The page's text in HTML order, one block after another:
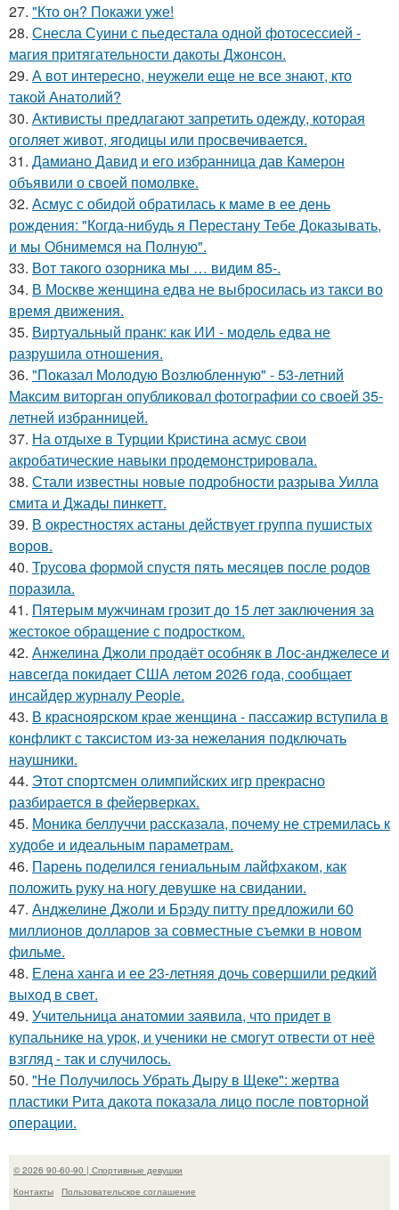
27. "Кто он? Покажи уже!
28. Снесла Суини с пьедестала одной фотосессией -
магия притягательности дакоты Джонсон.
29. А вот интересно, неужели еще не все знают, кто
такой Анатолий?
30. Активисты предлагают запретить одежду, которая
оголяет живот, ягодицы или просвечивается.
31. Дамиано Давид и его избранница дав Камерон
объявили о своей помолвке.
32. Асмус с обидой обратилась к маме в ее день
рождения: "Когда-нибудь я Перестану Тебе Доказывать,
и мы Обнимемся на Полную".
33. Вот такого озорника мы … видим 85-.
34. В Москве женщина едва не выбросилась из такси во
время движения.
35. Виртуальный пранк: как ИИ - модель едва не
разрушила отношения.
36. "Показал Молодую Возлюбленную" - 53-летний
Максим виторган опубликовал фотографии со своей 35-
летней избранницей.
37. На отдыхе в Турции Кристина асмус свои
акробатические навыки продемонстрировала.
38. Стали известны новые подробности разрыва Уилла
смита и Джады пинкетт.
39. В окрестностях астаны действует группа пушистых
воров.
40. Трусова формой спустя пять месяцев после родов
поразила.
41. Пятерым мужчинам грозит до 15 лет заключения за
жестокое обращение с подростком.
42. Анжелина Джоли продаёт особняк в Лос-анджелесе и
навсегда покидает США летом 2026 года, сообщает
инсайдер журналу People.
43. В красноярском крае женщина - пассажир вступила в
конфликт с таксистом из-за нежелания подключать
наушники.
44. Этот спортсмен олимпийских игр прекрасно
разбирается в фейерверках.
45. Моника беллуччи рассказала, почему не стремилась к
худобе и идеальным параметрам.
46. Парень поделился гениальным лайфхаком, как
положить руку на ногу девушке на свидании.
47. Анджелине Джоли и Брэду питту предложили 60
миллионов долларов за совместные съемки в новом
фильме.
48. Елена ханга и ее 23-летняя дочь совершили редкий
выход в свет.
49. Учительница анатомии заявила, что придет в
купальнике на урок, и ученики не смогут отвести от неё
взгляд - так и случилось.
50. "Не Получилось Убрать Дыру в Щеке": жертва
пластики Рита дакота показала лицо после повторной
операции.
© 2026 90-60-90 | Спортивные девушки
Контакты
Пользовательское соглашение